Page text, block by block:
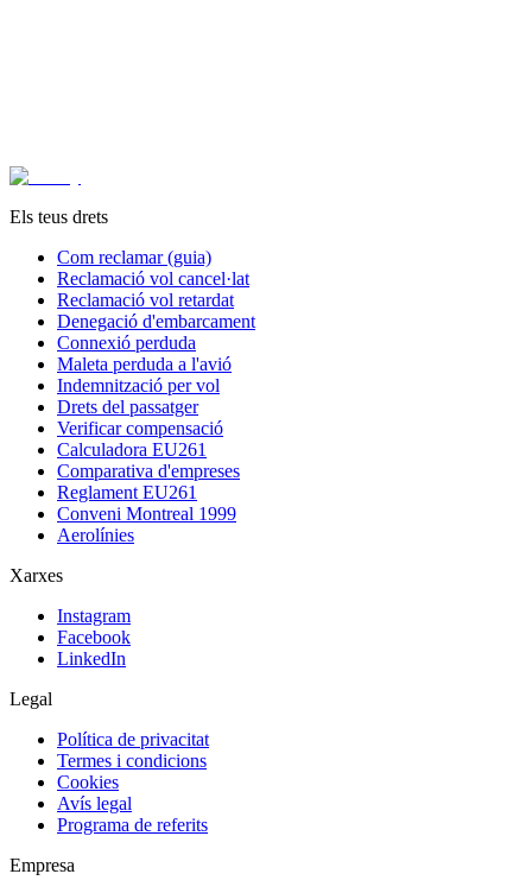
Els teus drets
Com reclamar (guia)
Reclamació vol cancel·lat
Reclamació vol retardat
Denegació d'embarcament
Connexió perduda
Maleta perduda a l'avió
Indemnització per vol
Drets del passatger
Verificar compensació
Calculadora EU261
Comparativa d'empreses
Reglament EU261
Conveni Montreal 1999
Aerolínies
Xarxes
Instagram
Facebook
LinkedIn
Legal
Política de privacitat
Termes i condicions
Cookies
Avís legal
Programa de referits
Empresa